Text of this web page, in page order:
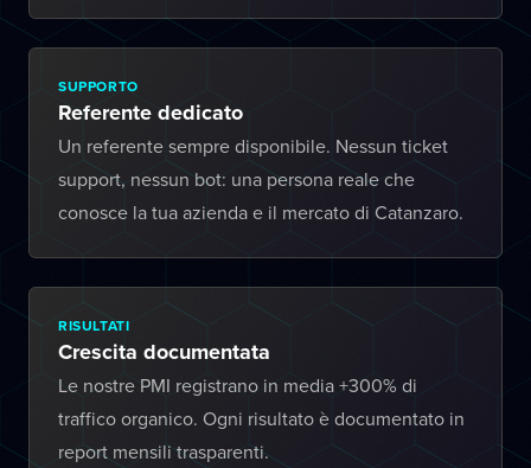
SUPPORTO
Referente dedicato
Un referente sempre disponibile. Nessun ticket
support, nessun bot: una persona reale che
conosce la tua azienda e il mercato di Catanzaro.
RISULTATI
Crescita documentata
Le nostre PMI registrano in media +300% di
traffico organico. Ogni risultato è documentato in
report mensili trasparenti.